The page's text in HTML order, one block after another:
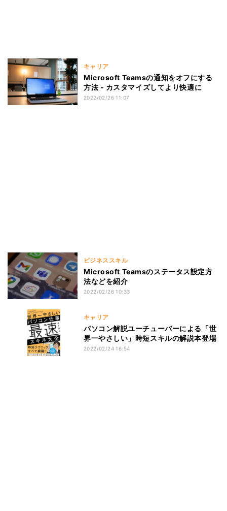
キャリア
Microsoft Teamsの通知をオフにする
方法 - カスタマイズしてより快適に
2022/02/26 11:07
ビジネススキル
Microsoft Teamsのステータス設定方
法などを紹介
2022/02/26 10:33
キャリア
パソコン解説ユーチューバーによる「世
界一やさしい」時短スキルの解説本登場
2022/02/24 16:54